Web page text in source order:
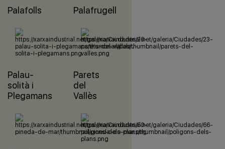
Palafolls Palafrugell
Palau-
solità i
Plegamans
Parets
del
Vallès